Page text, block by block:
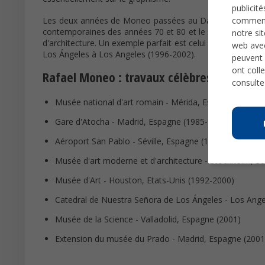
Les deux années de Moneo passées au Danemark
contemporaines des années 70 et 80 et le style et les
d'architecture. Un exemple parfait est celui de l'usage
Los Ángeles à Los Angeles (1996-2002).
Rafael Moneo : travaux célèbres
Musée national d'art romain - Mérida, Espagne (1980-
Gare d'Atocha - Madrid, Espagne (1985-1988)
Aéroport San Pablo - Séville, Espagne (1989-1992)
Musée d'art moderne et d'architecture - Stockholm,
Musée d'Art - Houston, Etats-Unis (1992-2000)
Catedral de Nuestra Señora de Los Ángeles - Los
Musée de la Science - Valladolid, Espagne (2001)
Extension du musée du Prado - Madrid, Espagne
notre
web
ont